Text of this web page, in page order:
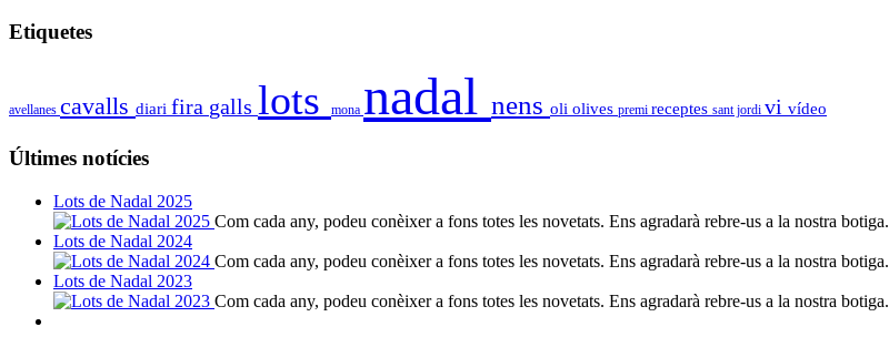
Etiquetes
avellanes cavalls diari fira galls lots mona nadal nens oli olives premi receptes sant jordi vi vídeo
Últimes notícies
Lots de Nadal 2025
Com cada any, podeu conèixer a fons totes les novetats. Ens agradarà rebre-us a la nostra botiga.
Lots de Nadal 2024
Com cada any, podeu conèixer a fons totes les novetats. Ens agradarà rebre-us a la nostra botiga.
Lots de Nadal 2023
Com cada any, podeu conèixer a fons totes les novetats. Ens agradarà rebre-us a la nostra botiga.